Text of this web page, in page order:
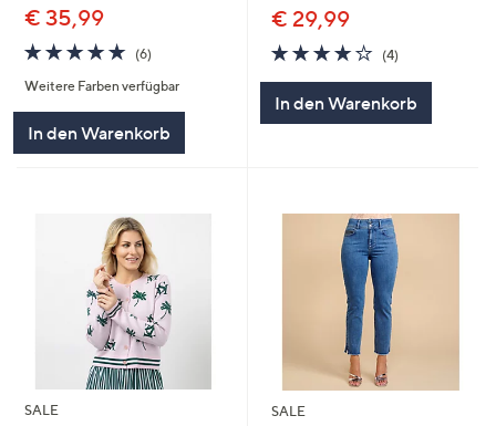
€ 35,99
4.7
von
5
(6)6
Weitere Farben verfügbar
In den Warenkorb
€ 29,99
3.8
von
(4)4
In den Warenkorb
SALE
SALE